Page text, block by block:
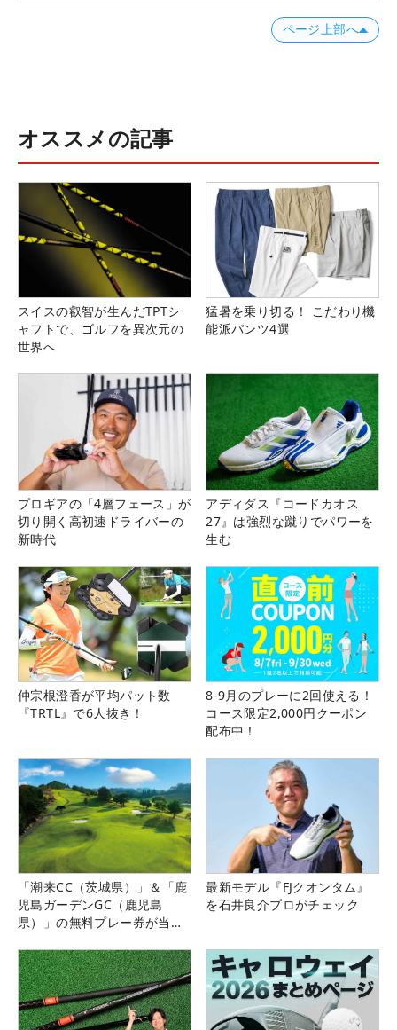
ページ上部へ
オススメの記事
スイスの叡智が生んだTPTシ
ャフトで、ゴルフを異次元の
世界へ
猛暑を乗り切る！ こだわり機
能派パンツ4選
プロギアの「4層フェース」が
切り開く高初速ドライバーの
新時代
アディダス『コードカオス
27』は強烈な蹴りでパワーを
生む
仲宗根澄香が平均パット数
『TRTL』で6人抜き！
8-9月のプレーに2回使える！
コース限定2,000円クーポン
配布中！
「潮来CC（茨城県）」＆「鹿
児島ガーデンGC（鹿児島
県）」の無料プレー券が当た
最新モデル『FJクオンタム』
を石井良介プロがチェック